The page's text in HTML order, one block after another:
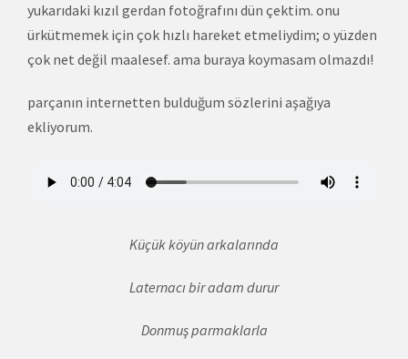
yukarıdaki kızıl gerdan fotoğrafını dün çektim. onu
ürkütmemek için çok hızlı hareket etmeliydim; o yüzden
çok net değil maalesef. ama buraya koymasam olmazdı!
parçanın internetten bulduğum sözlerini aşağıya
ekliyorum.
Küçük köyün arkalarında
Laternacı bir adam durur
Donmuş parmaklarla